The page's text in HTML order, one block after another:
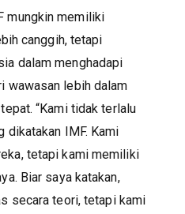
mungkin memiliki
canggih, tetapi
dalam menghadapi
wawasan lebih dalam
“Kami tidak terlalu
dikatakan IMF. Kami
tetapi kami memiliki
Biar saya katakan,
secara teori, tetapi kami